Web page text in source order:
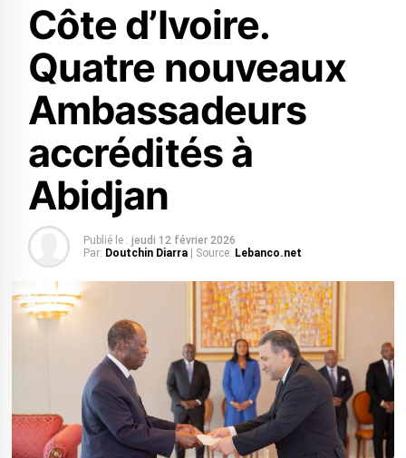
Côte d’Ivoire.
Quatre nouveaux
Ambassadeurs
accrédités à
Abidjan
Publié le : jeudi 12 février 2026
Par: Doutchin Diarra | Source: Lebanco.net